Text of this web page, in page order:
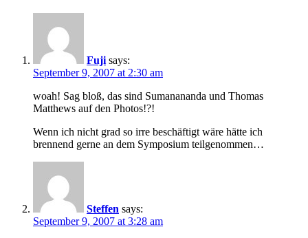
Fuji says:
September 9, 2007 at 2:30 am
woah! Sag bloß, das sind Sumanananda und Thomas
Matthews auf den Photos!?!
Wenn ich nicht grad so irre beschäftigt wäre hätte ich
brennend gerne an dem Symposium teilgenommen…
Steffen says:
September 9, 2007 at 3:28 am